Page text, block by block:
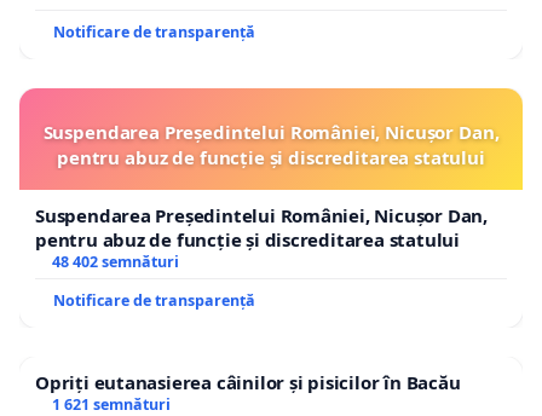
Notificare de transparență
Suspendarea Președintelui României, Nicușor Dan,
pentru abuz de funcție și discreditarea statului
Suspendarea Președintelui României, Nicușor Dan,
pentru abuz de funcție și discreditarea statului
48 402 semnături
Notificare de transparență
Opriți eutanasierea câinilor și pisicilor în Bacău
1 621 semnături